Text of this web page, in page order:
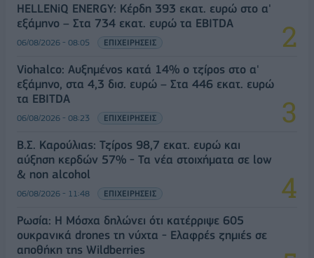
HELLENiQ ENERGY: Κέρδη 393 εκατ. ευρώ στο α'
εξάμηνο – Στα 734 εκατ. ευρώ τα EBITDA
06/08/2026 - 08:05 ΕΠΙΧΕΙΡΗΣΕΙΣ
Viohalco: Αυξημένος κατά 14% ο τζίρος στο α'
εξάμηνο, στα 4,3 δισ. ευρώ – Στα 446 εκατ. ευρώ
τα EBITDA
06/08/2026 - 08:23 ΕΠΙΧΕΙΡΗΣΕΙΣ
Β.Σ. Καρούλιας: Τζίρος 98,7 εκατ. ευρώ και
αύξηση κερδών 57% - Τα νέα στοιχήματα σε low
& non alcohol
06/08/2026 - 11:48 ΕΠΙΧΕΙΡΗΣΕΙΣ
Ρωσία: Η Μόσχα δηλώνει ότι κατέρριψε 605
ουκρανικά drones τη νύχτα - Ελαφρές ζημιές σε
αποθήκη της Wildberries